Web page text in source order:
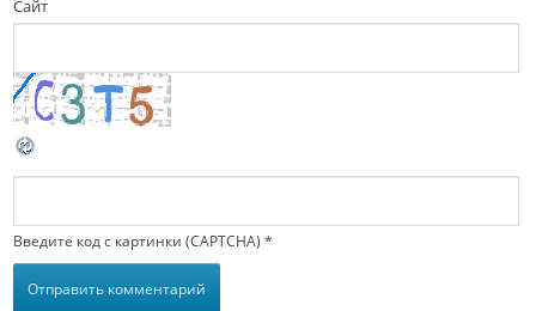
Сайт
Введите код с картинки (CAPTCHA) *